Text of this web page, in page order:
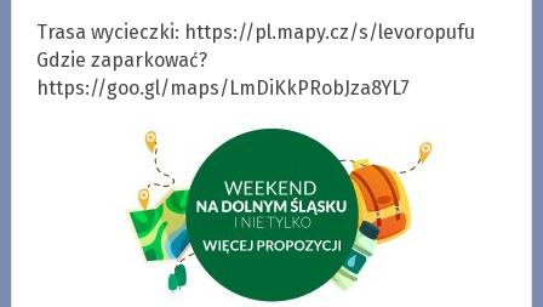
Trasa wycieczki: https://pl.mapy.cz/s/levoropufu
Gdzie zaparkować?
https://goo.gl/maps/LmDiKkPRobJza8YL7